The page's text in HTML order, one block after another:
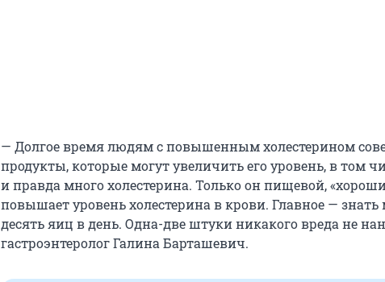
— Долгое время людям с повышенным холестерином
продукты, которые могут увеличить его уровень, в том
и правда много холестерина. Только он пищевой,
повышает уровень холестерина в крови. Главное — знать
десять яиц в день. Одна-две штуки никакого вреда не
гастроэнтеролог Галина Барташевич.